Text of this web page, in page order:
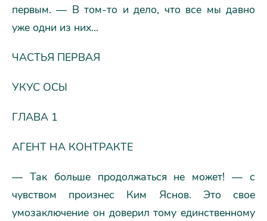
первым. — В том-то и дело, что все мы давно
уже одни из них...
ЧАСТЬЯ ПЕРВАЯ
УКУС ОСЫ
ГЛАВА 1
АГЕНТ НА КОНТРАКТЕ
— Так больше продолжаться не может! — с
чувством произнес Ким Яснов. Это свое
умозаключение он доверил тому единственному